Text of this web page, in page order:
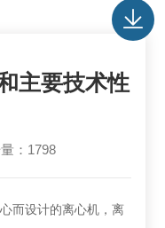
主要技术性
：1798
而设计的离心机，离